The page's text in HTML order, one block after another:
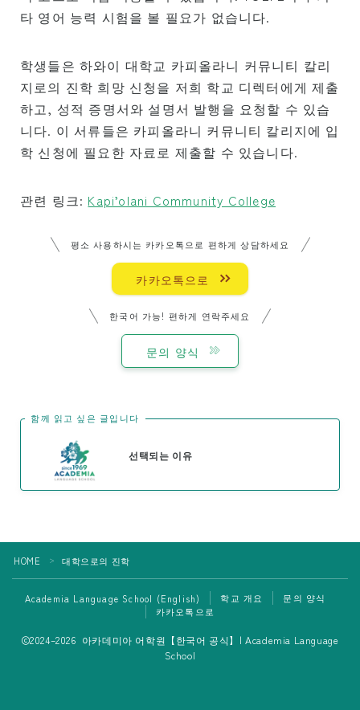
키즈 & 주니어 재미있는 여름 프로그램 학비
신청하기
신청 절차
환불 정책
온라인 신청 양식
출석률과 강제 퇴학
학교 개요
Follow Me
타 영어 능력 시험을 볼 필요가 없습니다.
학생들은 하와이 대학교 카피올라니 커뮤니티 칼리
지로의 진학 희망 신청을 저희 학교 디렉터에게 제출
하고, 성적 증명서와 설명서 발행을 요청할 수 있습
니다. 이 서류들은 카피올라니 커뮤니티 칼리지에 입
학 신청에 필요한 자료로 제출할 수 있습니다.
관련 링크: Kapi’olani Community College
평소 사용하시는 카카오톡으로 편하게 상담하세요
카카오톡으로
한국어 가능! 편하게 연락주세요
문의 양식
함께 읽고 싶은 글입니다
선택되는 이유
HOME ＞ 대학으로의 진학
Academia Language School (English) 학교 개요
문의 양식
카카오톡으로
2024–2026 아카데미아 어학원【한국어 공식】| Academia Language
School